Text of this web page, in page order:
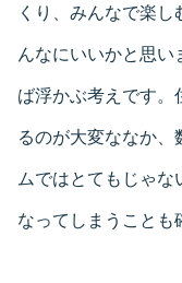
くり、みんなで楽
んなにいいかと思い
ば浮かぶ考えです。
るのが大変ななか、
ムではとてもじゃ
なってしまうことも